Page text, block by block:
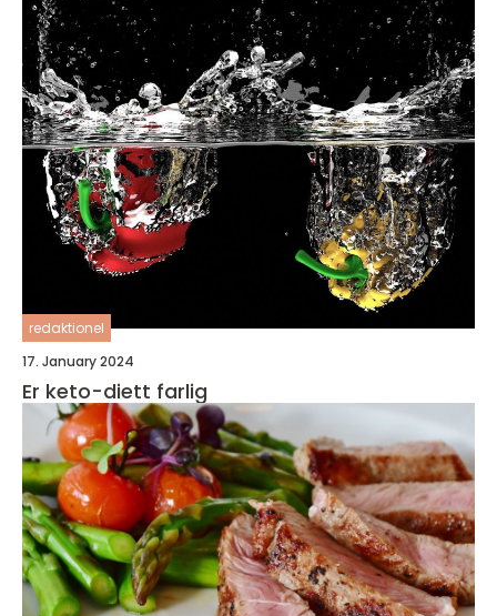
redaktionel
17. January 2024
Er keto-diett farlig